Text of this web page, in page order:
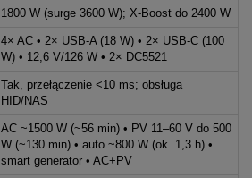
1800 W (surge 3600 W); X-Boost do 2400 W
4× AC • 2× USB-A (18 W) • 2× USB-C (100
W) • 12,6 V/126 W • 2× DC5521
Tak, przełączenie <10 ms; obsługa
HID/NAS
AC ~1500 W (~56 min) • PV 11–60 V do 500
W (~130 min) • auto ~800 W (ok. 1,3 h) •
smart generator • AC+PV